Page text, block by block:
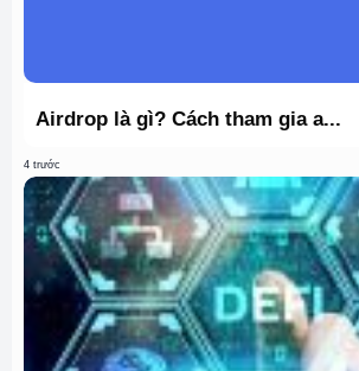
Airdrop là gì? Cách tham gia a...
4 trước